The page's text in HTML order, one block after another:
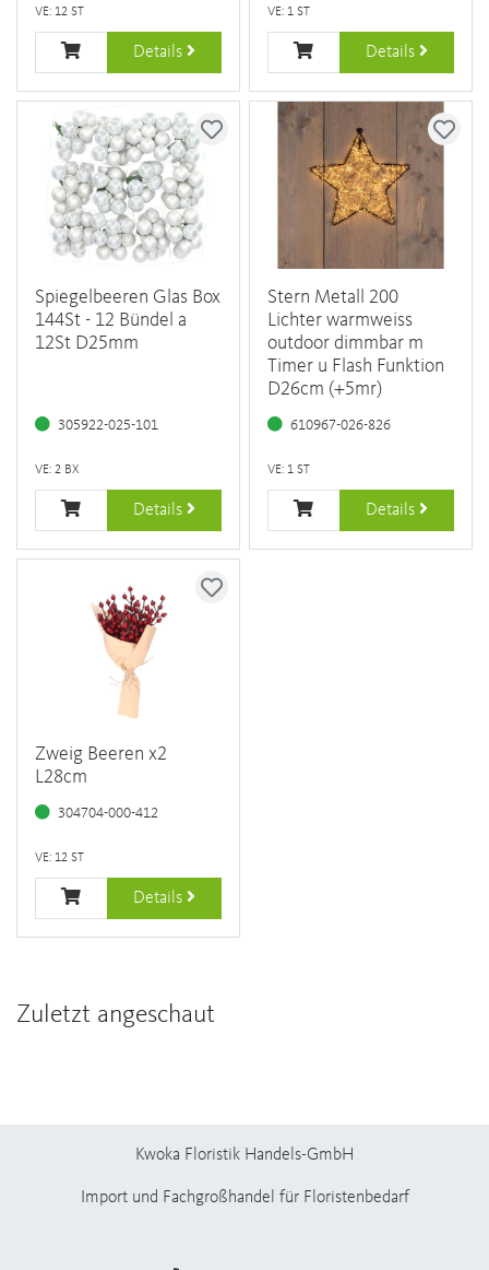
VE: 12 ST
Details
VE: 1 ST
Details
Spiegelbeeren Glas Box
144St - 12 Bündel a
12St D25mm
305922-025-101
VE: 2 BX
Details
Stern Metall 200
Lichter warmweiss
outdoor dimmbar m
Timer u Flash Funktion
D26cm (+5mr)
610967-026-826
VE: 1 ST
Details
Zweig Beeren x2
L28cm
304704-000-412
VE: 12 ST
Details
Zuletzt angeschaut
Kwoka Floristik Handels-GmbH
Import und Fachgroßhandel für Floristenbedarf